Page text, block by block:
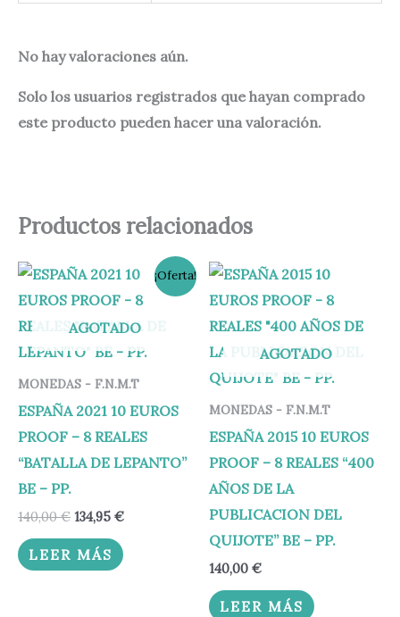
No hay valoraciones aún.
Solo los usuarios registrados que hayan comprado
este producto pueden hacer una valoración.
Productos relacionados
¡Oferta!
AGOTADO
MONEDAS - F.N.M.T
ESPAÑA 2021 10 EUROS
PROOF – 8 REALES
“BATALLA DE LEPANTO”
BE – PP.
140,00€
El
precio
original
140,00 €.
134,95 €
El
precio
actual
134,95 €.
LEER MÁS
AGOTADO
MONEDAS - F.N.M.T
ESPAÑA 2015 10 EUROS
PROOF – 8 REALES “400
AÑOS DE LA
PUBLICACION DEL
QUIJOTE” BE – PP.
140,00 €
LEER MÁS